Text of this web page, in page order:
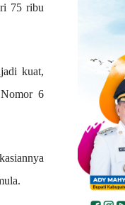
75 ribu
kuat,
6